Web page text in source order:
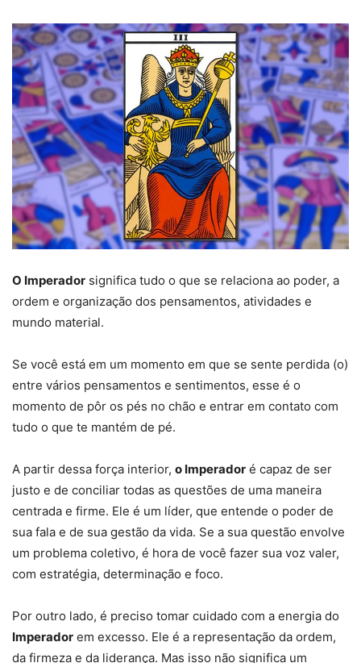
O Imperador significa tudo o que se relaciona ao poder, a
ordem e organização dos pensamentos, atividades e
mundo material.
Se você está em um momento em que se sente perdida (o)
entre vários pensamentos e sentimentos, esse é o
momento de pôr os pés no chão e entrar em contato com
tudo o que te mantém de pé.
A partir dessa força interior, o Imperador é capaz de ser
justo e de conciliar todas as questões de uma maneira
centrada e firme. Ele é um líder, que entende o poder de
sua fala e de sua gestão da vida. Se a sua questão envolve
um problema coletivo, é hora de você fazer sua voz valer,
com estratégia, determinação e foco.
Por outro lado, é preciso tomar cuidado com a energia do
Imperador em excesso. Ele é a representação da ordem,
da firmeza e da liderança. Mas isso não significa um